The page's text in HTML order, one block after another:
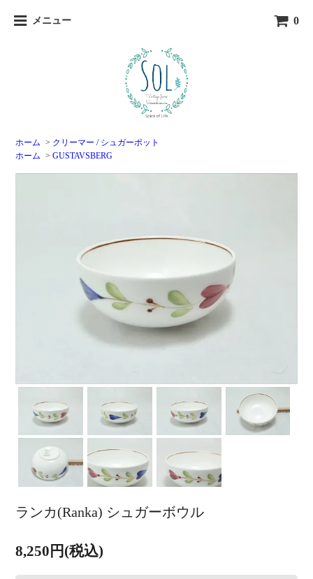
メニュー 0
ホーム > クリーマー / シュガーポット
ホーム >GUSTAVSBERG
ランカ(Ranka) シュガーボウル
8,250円(税込)